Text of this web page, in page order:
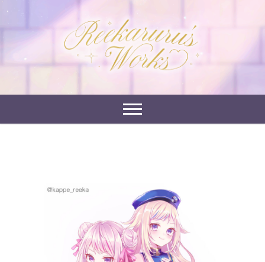
れーかるる's
works
れーかるるの運営するイラストポートフォリオサイ
トです。